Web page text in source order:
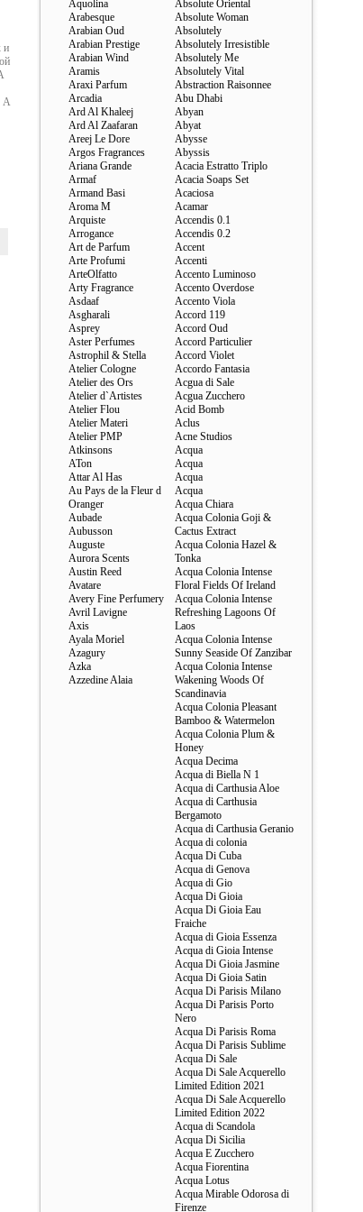
и
A
Aquolina
Arabesque
Arabian Oud
Arabian Prestige
Arabian Wind
Aramis
Araxi Parfum
Arcadia
Ard Al Khaleej
Ard Al Zaafaran
Areej Le Dore
Argos Fragrances
Ariana Grande
Armaf
Armand Basi
Aroma M
Arquiste
Arrogance
Art de Parfum
Arte Profumi
ArteOlfatto
Arty Fragrance
Asdaaf
Asgharali
Asprey
Aster Perfumes
Astrophil & Stella
Atelier Cologne
Atelier des Ors
Atelier d`Artistes
Atelier Flou
Atelier Materi
Atelier PMP
Atkinsons
ATon
Attar Al Has
Au Pays de la Fleur d
Oranger
Aubade
Aubusson
Auguste
Aurora Scents
Austin Reed
Avatare
Avery Fine Perfumery
Avril Lavigne
Axis
Ayala Moriel
Azagury
Azka
Azzedine Alaia
Absolute Oriental
Absolute Woman
Absolutely
Absolutely Irresistible
Absolutely Me
Absolutely Vital
Abstraction Raisonnee
Abu Dhabi
Abyan
Abyat
Abysse
Abyssis
Acacia Estratto Triplo
Acacia Soaps Set
Acaciosa
Acamar
Accendis 0.1
Accendis 0.2
Accent
Accenti
Accento Luminoso
Accento Overdose
Accento Viola
Accord 119
Accord Oud
Accord Particulier
Accord Violet
Accordo Fantasia
Acgua di Sale
Acgua Zucchero
Acid Bomb
Aclus
Acne Studios
Acqua
Acqua
Acqua
Acqua
Acqua Chiara
Acqua Colonia Goji &
Cactus Extract
Acqua Colonia Hazel &
Tonka
Acqua Colonia Intense
Floral Fields Of Ireland
Acqua Colonia Intense
Refreshing Lagoons Of
Laos
Acqua Colonia Intense
Sunny Seaside Of Zanzibar
Acqua Colonia Intense
Wakening Woods Of
Scandinavia
Acqua Colonia Pleasant
Bamboo & Watermelon
Acqua Colonia Plum &
Honey
Acqua Decima
Acqua di Biella N 1
Acqua di Carthusia Aloe
Acqua di Carthusia
Bergamoto
Acqua di Carthusia Geranio
Acqua di colonia
Acqua Di Cuba
Acqua di Genova
Acqua di Gio
Acqua Di Gioia
Acqua Di Gioia Eau
Fraiche
Acqua di Gioia Essenza
Acqua di Gioia Intense
Acqua Di Gioia Jasmine
Acqua Di Gioia Satin
Acqua Di Parisis Milano
Acqua Di Parisis Porto
Nero
Acqua Di Parisis Roma
Acqua Di Parisis Sublime
Acqua Di Sale
Acqua Di Sale Acquerello
Limited Edition 2021
Acqua Di Sale Acquerello
Limited Edition 2022
Acqua di Scandola
Acqua Di Sicilia
Acqua E Zucchero
Acqua Fiorentina
Acqua Lotus
Acqua Mirable Odorosa di
Firenze